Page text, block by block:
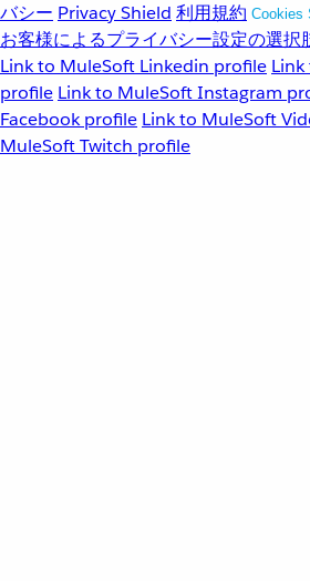
バシー Privacy Shield 利用規約 Cookies
お客様によるプライバシー設定の選択
Link to MuleSoft Linkedin profile
profile Link to MuleSoft Instagram
Facebook profile Link to MuleSoft
MuleSoft Twitch profile